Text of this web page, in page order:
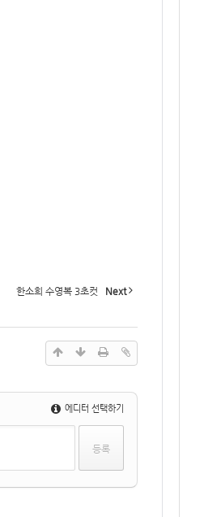
한소희 수영복 3초컷 Next
에디터 선택하기